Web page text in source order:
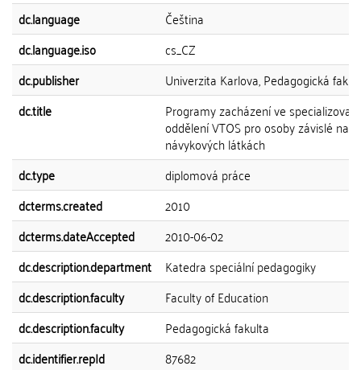
dc.language
Čeština
dc.language.iso
cs_CZ
dc.publisher
Univerzita Karlova, Pedagogická
dc.title
Programy zacházení ve
oddělení VTOS pro osoby závislé na
návykových látkách
dc.type
diplomová práce
dcterms.created
2010
dcterms.dateAccepted
2010-06-02
dc.description.department
Katedra speciální pedagogiky
dc.description.faculty
Faculty of Education
dc.description.faculty
Pedagogická fakulta
dc.identifier.repId
87682